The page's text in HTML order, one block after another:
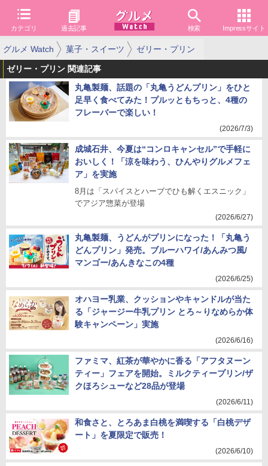
カテゴリ 過去記事 検索 Impressサイト
グルメ Watch 菓子・スイーツ ゼリー・プリン
ゼリー・プリン 関連記事
丸亀製麺、話題の「丸亀うどんプリン」をひと
足早く食べてみた！プルッともちっと、4種の
フレーバーで楽しい！
(2026/7/3)
成城石井、今夏は“コンロキャンセル”で手軽に
おいしく！「涼を味わう、ひんやりグルメフェ
ア」を実施
8月は「スパイスとハーブでひも解くエスニック」
でアジア惣菜が登場
(2026/6/27)
丸亀製麺、うどんがプリンになった！「丸亀う
どんプリン」発売。ブルーハワイ/あんみつ風/
マンゴー/あんきなこの4種
(2026/6/25)
オハヨー乳業、クッションやキャンドルが当た
る「ジャージー牛乳プリン とろ～りなめらか体
験キャンペーン」実施
(2026/6/16)
ファミマ、紅茶が華やかに香る「アフタヌーン
ティー」フェアを開始。ミルクティープリン/ザ
クほろシューなど28品が登場
(2026/6/11)
和食さと、とろあま白桃を満喫する「白桃デザ
ート」を夏限定で販売！
(2026/6/10)